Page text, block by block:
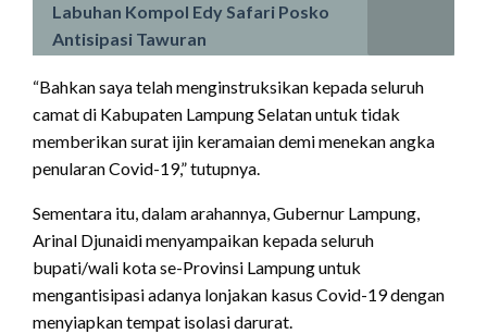
Labuhan Kompol Edy Safari Posko
Antisipasi Tawuran
“Bahkan saya telah menginstruksikan kepada seluruh
camat di Kabupaten Lampung Selatan untuk tidak
memberikan surat ijin keramaian demi menekan angka
penularan Covid-19,” tutupnya.
Sementara itu, dalam arahannya, Gubernur Lampung,
Arinal Djunaidi menyampaikan kepada seluruh
bupati/wali kota se-Provinsi Lampung untuk
mengantisipasi adanya lonjakan kasus Covid-19 dengan
menyiapkan tempat isolasi darurat.